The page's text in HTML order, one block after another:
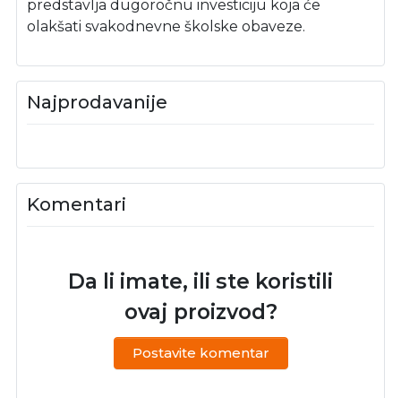
predstavlja dugoročnu investiciju koja će
olakšati svakodnevne školske obaveze.
Najprodavanije
Komentari
Da li imate, ili ste koristili
ovaj proizvod?
Postavite komentar